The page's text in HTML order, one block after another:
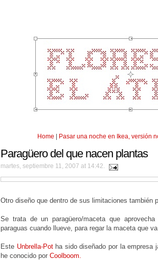
Home | Pasar una noche en Ikea, versión
Paragüero del que nacen plantas
martes, septiembre 11, 2007 at 14:42.
Otro diseño que dentro de sus limitaciones también
Se trata de un paragüero/maceta que
paraguas cuando llueve, para regar la maceta que
Este Unbrella-Potha sido diseñado por la empresa
he conocido por Coolboom.